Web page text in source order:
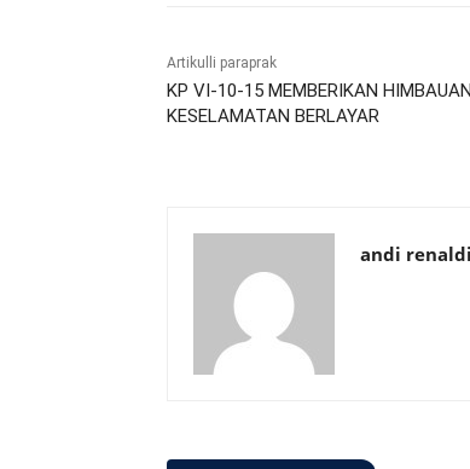
Artikulli paraprak
KP VI-10-15 MEMBERIKAN HIMBAUAN
KESELAMATAN BERLAYAR
andi renaldi